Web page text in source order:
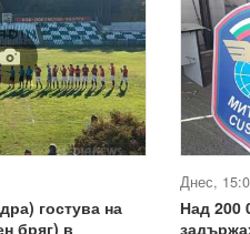
гостува на
бряг) в
Днес,
Над 200